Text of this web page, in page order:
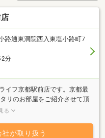
路通東洞院西入東塩小路町7
分
イフ京都駅前店です。京都最
リのお部屋をご紹介させて頂
」の心で楽しいお部屋探しの
る
が取り扱う